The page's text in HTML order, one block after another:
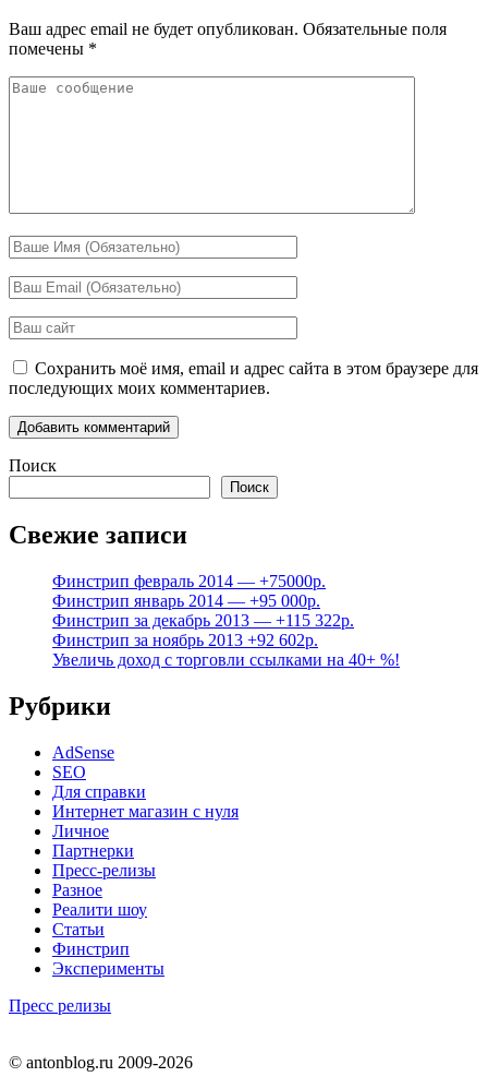
Ваш адрес email не будет опубликован. Обязательные поля
помечены *
Сохранить моё имя, email и адрес сайта в этом браузере для
последующих моих комментариев.
Поиск
Поиск
Свежие записи
Финстрип февраль 2014 — +75000р.
Финстрип январь 2014 — +95 000р.
Финстрип за декабрь 2013 — +115 322р.
Финстрип за ноябрь 2013 +92 602р.
Увеличь доход с торговли ссылками на 40+ %!
Рубрики
AdSense
SEO
Для справки
Интернет магазин с нуля
Личное
Партнерки
Пресс-релизы
Разное
Реалити шоу
Статьи
Финстрип
Эксперименты
Пресс релизы
© antonblog.ru 2009-2026